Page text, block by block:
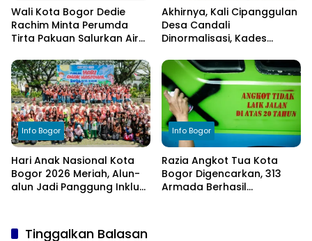
Wali Kota Bogor Dedie
Rachim Minta Perumda
Tirta Pakuan Salurkan Air
Terdampak Kekeringan
Akhirnya, Kali Cipanggulan
Desa Candali
Dinormalisasi, Kades
kepada Bupati Bogor
Info Bogor
Hari Anak Nasional Kota
Bogor 2026 Meriah, Alun-
alun Jadi Panggung Inklusi
Info Bogor
Razia Angkot Tua Kota
Bogor Digencarkan, 313
Armada Berhasil
Tinggalkan Balasan